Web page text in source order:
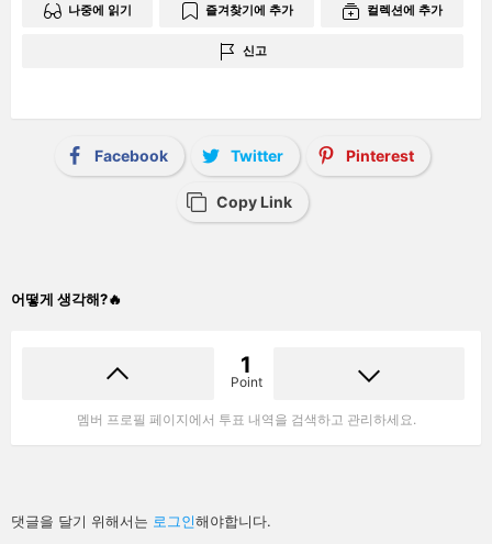
나중에 읽기 즐겨찾기에 추가 컬렉션에 추가
신고
Facebook Twitter Pinterest
Copy Link
어떻게 생각해?🔥
1
Point
멤버 프로필 페이지에서 투표 내역을 검색하고 관리하세요.
답
글
댓글을 달기 위해서는 로그인해야합니다.